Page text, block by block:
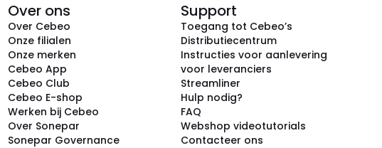
Over ons
Over Cebeo
Onze filialen
Onze merken
Cebeo App
Cebeo Club
Cebeo E-shop
Werken bij Cebeo
Over Sonepar
Sonepar Governance
Support
Toegang tot Cebeo’s
Distributiecentrum
Instructies voor aanlevering
voor leveranciers
Streamliner
Hulp nodig?
FAQ
Webshop videotutorials
Contacteer ons